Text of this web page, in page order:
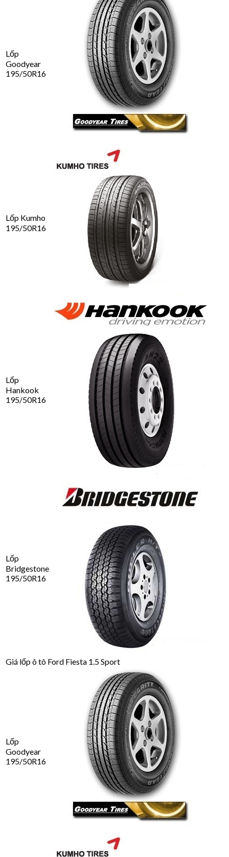
Lốp
Goodyear
195/50R16
Lốp Kumho
195/50R16
Lốp
Hankook
195/50R16
Lốp
Bridgestone
195/50R16
Giá lốp ô tô Ford Fiesta 1.5 Sport
Lốp
Goodyear
195/50R16